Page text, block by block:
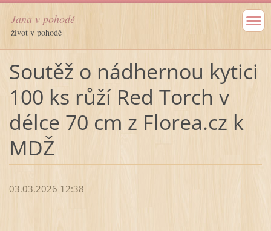
Jana v pohodě
život v pohodě
Soutěž o nádhernou kytici
100 ks růží Red Torch v
délce 70 cm z Florea.cz k
MDŽ
03.03.2026 12:38